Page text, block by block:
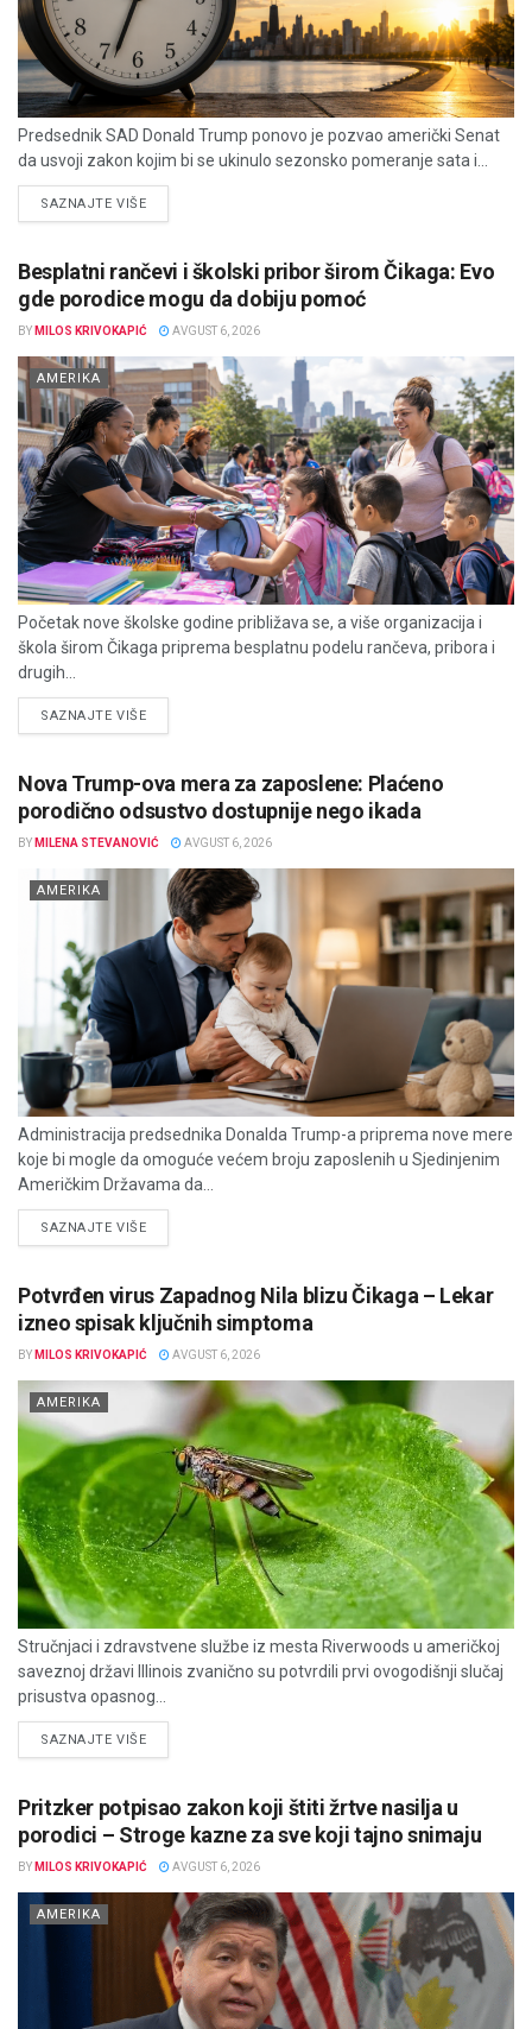
Predsednik SAD Donald Trump ponovo je pozvao američki Senat
da usvoji zakon kojim bi se ukinulo sezonsko pomeranje sata i...
SAZNAJTE VIŠEDETAILS
Besplatni rančevi i školski pribor širom Čikaga: Evo
gde porodice mogu da dobiju pomoć
BY MILOS KRIVOKAPIĆ AVGUST 6, 2026
AMERIKA
Početak nove školske godine približava se, a više organizacija i
škola širom Čikaga priprema besplatnu podelu rančeva, pribora i
drugih...
SAZNAJTE VIŠEDETAILS
Nova Trump-ova mera za zaposlene: Plaćeno
porodično odsustvo dostupnije nego ikada
BY MILENA STEVANOVIĆ AVGUST 6, 2026
AMERIKA
Administracija predsednika Donalda Trump-a priprema nove mere
koje bi mogle da omoguće većem broju zaposlenih u Sjedinjenim
Američkim Državama da...
SAZNAJTE VIŠEDETAILS
Potvrđen virus Zapadnog Nila blizu Čikaga – Lekar
izneo spisak ključnih simptoma
BY MILOS KRIVOKAPIĆ AVGUST 6, 2026
AMERIKA
Stručnjaci i zdravstvene službe iz mesta Riverwoods u američkoj
saveznoj državi Illinois zvanično su potvrdili prvi ovogodišnji slučaj
prisustva opasnog...
SAZNAJTE VIŠEDETAILS
Pritzker potpisao zakon koji štiti žrtve nasilja u
porodici – Stroge kazne za sve koji tajno snimaju
BY MILOS KRIVOKAPIĆ AVGUST 6, 2026
AMERIKA